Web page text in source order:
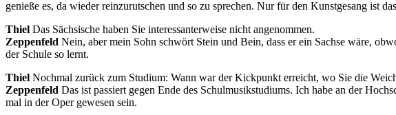
ge­nie­ße es, da wie­der rein­zu­rut­schen und so zu spre­chen. Nur für den Kunst­ge­sang ist
Thiel Das Säch­si­sche ha­ben Sie in­ter­es­san­ter­wei­se nicht angenommen.
Zep­pe­n­feld Nein, aber mein Sohn schwört Stein und Bein, dass er ein Sach­se wäre,
der Schu­le so lernt.
Thiel Noch­mal zu­rück zum Stu­di­um: Wann war der Kick­punkt er­reicht, wo Sie die
Zep­pe­n­feld Das ist pas­siert ge­gen Ende des Schul­mu­sik­stu­di­ums. Ich habe an der
mal in der Oper ge­we­sen sein.